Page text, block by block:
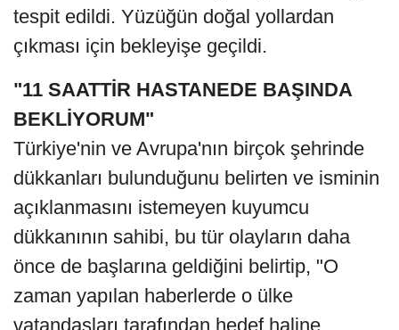
tespit edildi. Yüzüğün doğal yollardan
çıkması için bekleyişe geçildi.
"11 SAATTİR HASTANEDE BAŞINDA
BEKLİYORUM"
Türkiye'nin ve Avrupa'nın birçok şehrinde
dükkanları bulunduğunu belirten ve isminin
açıklanmasını istemeyen kuyumcu
dükkanının sahibi, bu tür olayların daha
önce de başlarına geldiğini belirtip, "O
zaman yapılan haberlerde o ülke
vatandaşları tarafından hedef haline